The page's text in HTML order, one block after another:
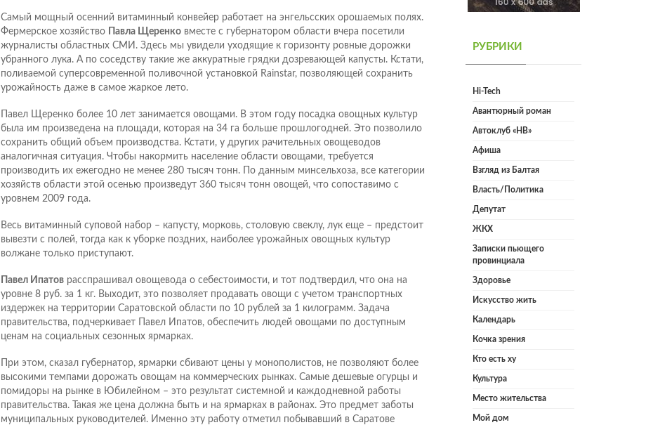
Самый мощный осенний витаминный конвейер работает на энгельсских орошаемых полях.
Фермерское хозяйство Павла Щеренковместе с губернатором области вчера посетили
журналисты областных СМИ. Здесь мы увидели уходящие к горизонту ровные дорожки
убранного лука. А по соседству такие же аккуратные грядки дозревающей капусты. Кстати,
поливаемой суперсовременной поливочной установкой Rainstar, позволяющей сохранить
урожайность даже в самое жаркое лето.
Павел Щеренко более 10 лет занимается овощами. В этом году посадка овощных культур
была им произведена на площади, которая на 34 га больше прошлогодней. Это позволило
сохранить общий объем производства. Кстати, у других рачительных овощеводов
аналогичная ситуация. Чтобы накормить население области овощами, требуется
производить их ежегодно не менее 280 тысяч тонн. По данным минсельхоза, все категории
хозяйств области этой осенью произведут 360 тысяч тонн овощей, что сопоставимо с
уровнем 2009 года.
Весь витаминный суповой набор – капусту, морковь, столовую свеклу, лук еще – предстоит
вывезти с полей, тогда как к уборке поздних, наиболее урожайных овощных культур
волжане только приступают.
Павел Ипатоврасспрашивал овощевода о себестоимости, и тот подтвердил, что она на
уровне 8 руб. за 1 кг. Выходит, это позволяет продавать овощи с учетом транспортных
издержек на территории Саратовской области по 10 рублей за 1 килограмм. Задача
правительства, подчеркивает Павел Ипатов, обеспечить людей овощами по доступным
ценам на социальных сезонных ярмарках.
При этом, сказал губернатор, ярмарки сбивают цены у монополистов, не позволяют более
высокими темпами дорожать овощам на коммерческих рынках. Самые дешевые огурцы и
помидоры на рынке в Юбилейном – это результат системной и каждодневной работы
правительства. Такая же цена должна быть и на ярмарках в районах. Это предмет заботы
муниципальных руководителей. Именно эту работу отметил побывавший в Саратове
РУБРИКИ
Hi-Tech
Авантюрный роман
Автоклуб «НВ»
Афиша
Взгляд из Балтая
Власть/Политика
Депутат
ЖКХ
Записки пьющего
провинциала
Здоровье
Искусство жить
Календарь
Кочка зрения
Кто есть ху
Культура
Место жительства
Мой дом